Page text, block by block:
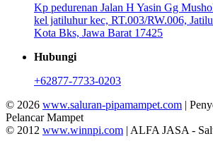
Kp pedurenan Jalan H Yasin Gg
kel jatiluhur kec, RT.003/RW.006,
Kota Bks, Jawa Barat 17425
Hubungi
+62877-7733-0203
© 2026 www.saluran-pipamampet.com |
Pelancar Mampet
© 2012 www.winnpi.com | ALFA JASA -